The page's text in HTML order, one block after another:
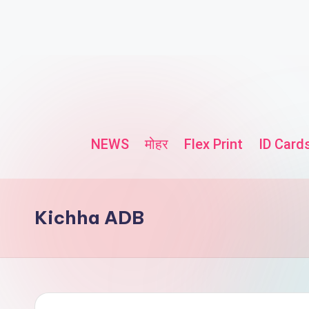
NEWS मोहर Flex Print ID
Kichha ADB